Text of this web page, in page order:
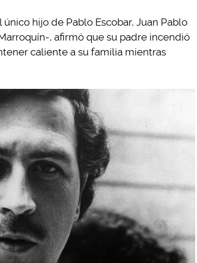
único hijo de Pablo Escobar, Juan Pablo
, afirmó que su padre incendió
caliente a su familia mientras